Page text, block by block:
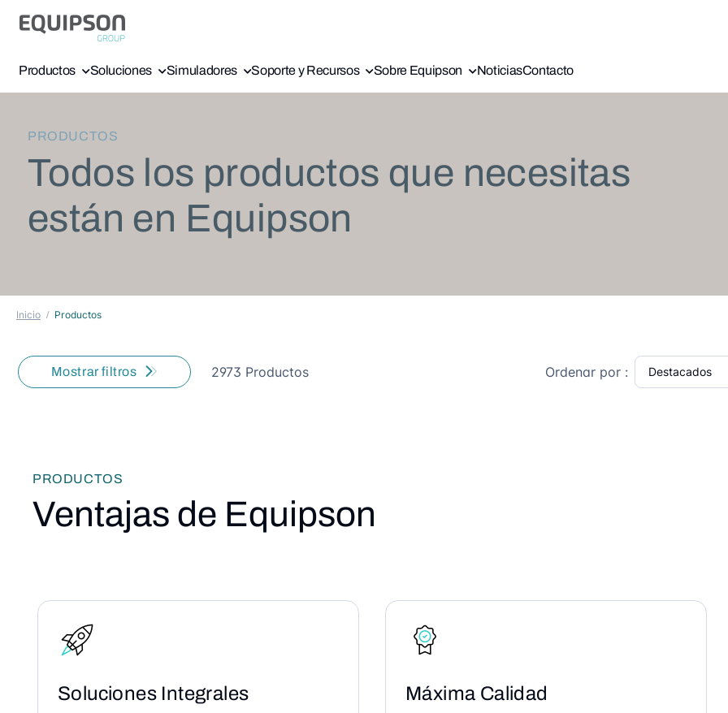
Productos Soluciones Simuladores Soporte y Recursos Sobre Equipson NoticiasContacto
PRODUCTOS
Todos los productos que necesitas
están en Equipson
Inicio Productos
Mostrar filtros 2973 Productos Ordenar por :
PRODUCTOS
Ventajas de Equipson
Soluciones Integrales Máxima Calidad